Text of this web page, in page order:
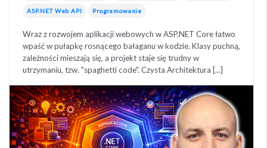
ASP.NET Web API Programowanie
Wraz z rozwojem aplikacji webowych w ASP.NET Core łatwo
wpaść w pułapkę rosnącego bałaganu w kodzie. Klasy puchną,
zależności mieszają się, a projekt staje się trudny w
utrzymaniu, tzw. "spaghetti code". Czysta Architektura [...]